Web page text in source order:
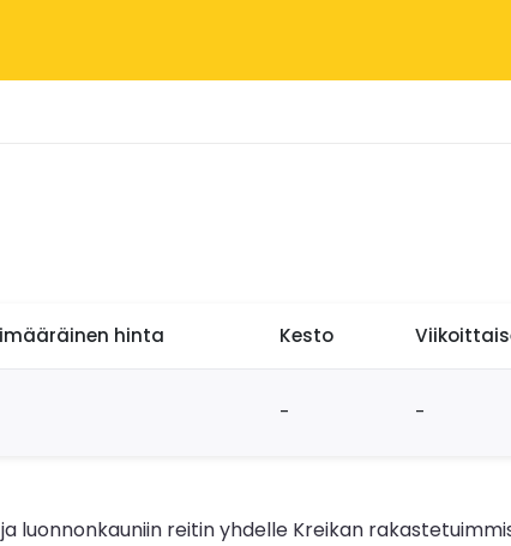
hinta Kesto
- -
luonnonkauniin reitin yhdelle Kreikan